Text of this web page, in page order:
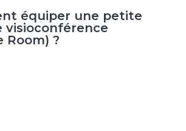
équiper une petite
visioconférence
Room) ?